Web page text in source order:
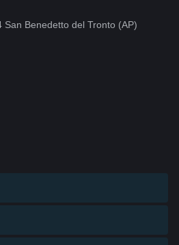
San Benedetto del Tronto (AP)